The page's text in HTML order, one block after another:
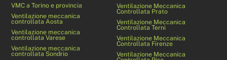
VMC a Torino e provincia
Ventilazione meccanica
controllata Aosta
Ventilazione meccanica
controllata Varese
Ventilazione meccanica
controllata Sondrio
Ventilazione Meccanica
Controllata Prato
Ventilazione Meccanica
Controllata Terni
Ventilazione Meccanica
Controllata Firenze
Ventilazione Meccanica